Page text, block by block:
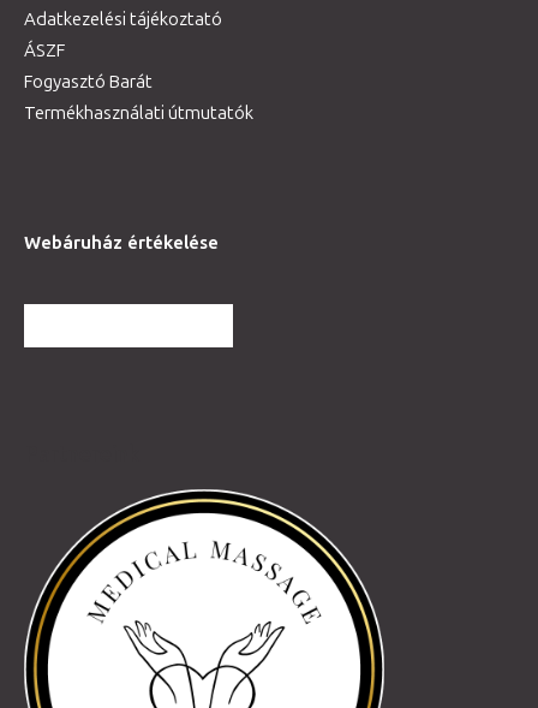
Adatkezelési tájékoztató
ÁSZF
Fogyasztó Barát
Termékhasználati útmutatók
Webáruház értékelése